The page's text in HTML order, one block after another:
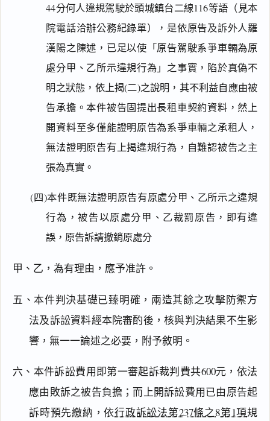
44分何人違規駕駛於頭城鎮台二線116等語（見本
院電話洽辦公務紀錄單），是依原告及訴外人羅
漢陽之陳述，已足以使「原告駕駛系爭車輛為原
處分甲、乙所示違規行為」之事實，陷於真偽不
明之狀態，依上揭(二)之說明，其不利益自應由被
告承擔。本件被告固提出長租車契約資料，然上
開資料至多僅能證明原告為系爭車輛之承租人，
無法證明原告有上揭違規行為，自難認被告之主
張為真實。
(四)本件既無法證明原告有原處分甲、乙所示之違規
行為，被告以原處分甲、乙裁罰原告，即有違
誤，原告訴請撤銷原處分
甲、乙，為有理由，應予准許。
五、本件判決基礎已臻明確，兩造其餘之攻擊防禦方
法及訴訟資料經本院審酌後，核與判決結果不生影
響，無一一論述之必要，附予敘明。
六、本件訴訟費用即第一審起訴裁判費共600元，依法
應由敗訴之被告負擔；而上開訴訟費用已由原告起
訴時預先繳納，依行政訴訟法第237條之8第1項規